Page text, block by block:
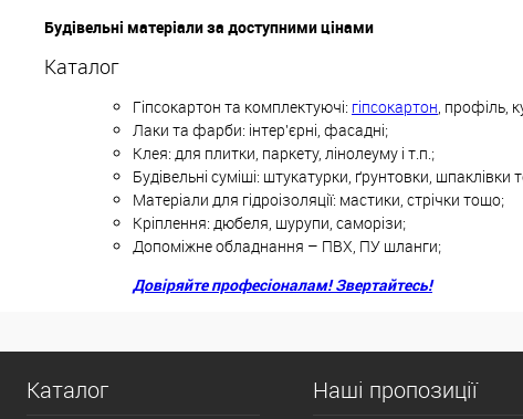
Будівельні матеріали за доступними цінами
Каталог
Гіпсокартон та комплектуючі: гіпсокартон , профіль,
Лаки та фарби: інтер'єрні, фасадні;
Клея: для плитки, паркету, лінолеуму і т.п.;
Будівельні суміші: штукатурки, ґрунтовки, шпаклівки
Матеріали для гідроізоляції: мастики, стрічки тощо;
Кріплення: дюбеля, шурупи, саморізи;
Допоміжне обладнання – ПВХ, ПУ шланги;
Довіряйте професіоналам! Звертайтесь!
Каталог Наші пропозиції